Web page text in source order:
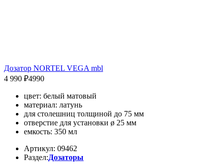
Дозатор NORTEL VEGA mbl
4 990 ₽4990
цвет: белый матовый
материал: латунь
для столешниц толщиной до 75 мм
отверстие для установки ø 25 мм
емкость: 350 мл
Артикул: 09462
Раздел:Дозаторы